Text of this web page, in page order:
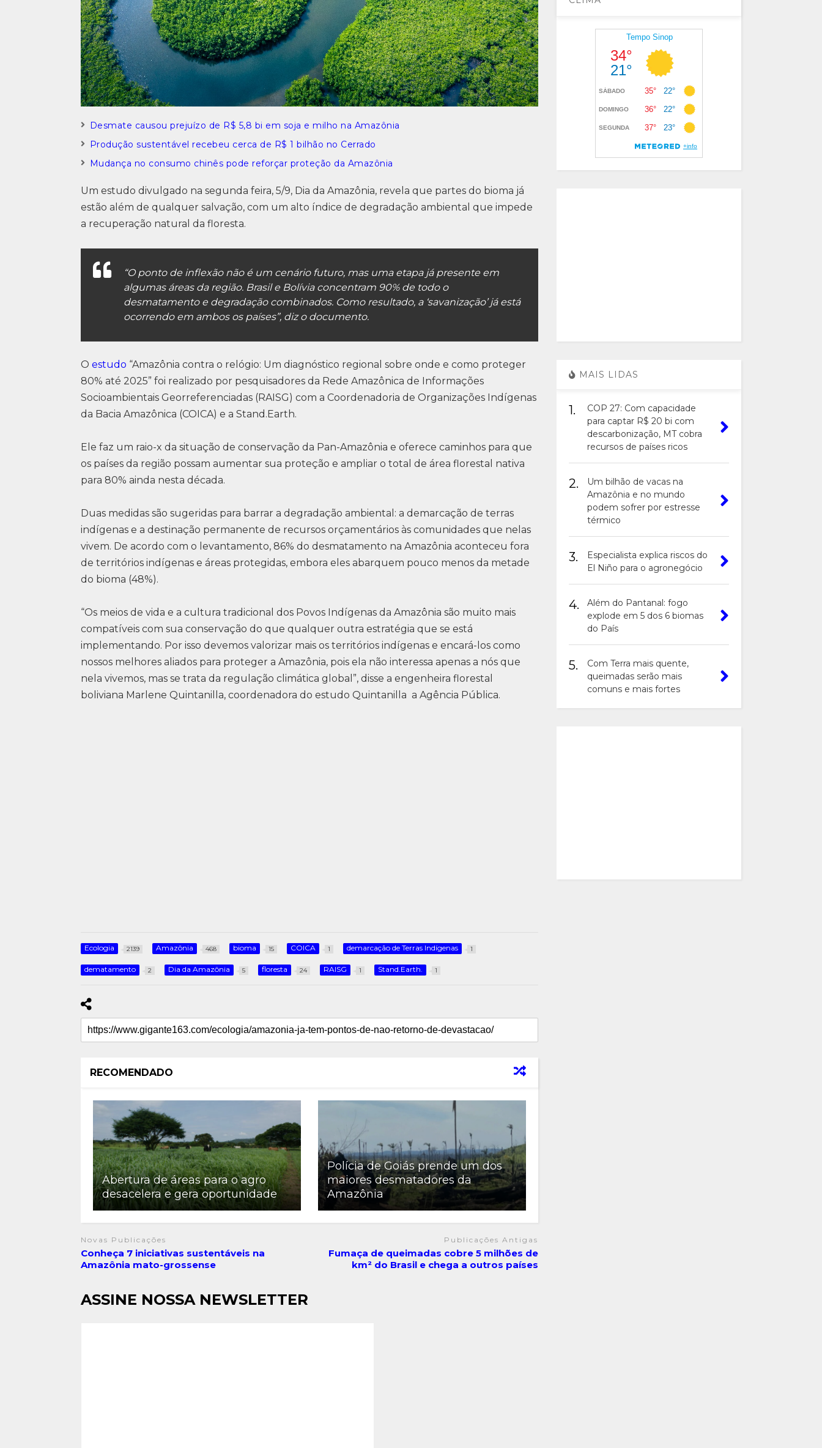
Desmate causou prejuízo de R$ 5,8 bi em soja e milho na Amazônia
Produção sustentável recebeu cerca de R$ 1 bilhão no Cerrado
Mudança no consumo chinês pode reforçar proteção da Amazônia
Um estudo divulgado na segunda feira, 5/9, Dia da Amazônia, revela que partes do bioma já
estão além de qualquer salvação, com um alto índice de degradação ambiental que impede
a recuperação natural da floresta.
“O ponto de inflexão não é um cenário futuro, mas uma etapa já presente em
algumas áreas da região. Brasil e Bolívia concentram 90% de todo o
desmatamento e degradação combinados. Como resultado, a ‘savanização’ já está
ocorrendo em ambos os países”, diz o documento.
O estudo “Amazônia contra o relógio: Um diagnóstico regional sobre onde e como proteger
80% até 2025” foi realizado por pesquisadores da Rede Amazônica de Informações
Socioambientais Georreferenciadas (RAISG) com a Coordenadoria de Organizações Indígenas
da Bacia Amazônica (COICA) e a Stand.Earth.
Ele faz um raio-x da situação de conservação da Pan-Amazônia e oferece caminhos para que
os países da região possam aumentar sua proteção e ampliar o total de área florestal nativa
para 80% ainda nesta década.
Duas medidas são sugeridas para barrar a degradação ambiental: a demarcação de terras
indígenas e a destinação permanente de recursos orçamentários às comunidades que nelas
vivem. De acordo com o levantamento, 86% do desmatamento na Amazônia aconteceu fora
de territórios indígenas e áreas protegidas, embora eles abarquem pouco menos da metade
do bioma (48%).
“Os meios de vida e a cultura tradicional dos Povos Indígenas da Amazônia são muito mais
compatíveis com sua conservação do que qualquer outra estratégia que se está
implementando. Por isso devemos valorizar mais os territórios indígenas e encará-los como
nossos melhores aliados para proteger a Amazônia, pois ela não interessa apenas a nós que
nela vivemos, mas se trata da regulação climática global”, disse a engenheira florestal
boliviana Marlene Quintanilla, coordenadora do estudo Quintanilla a Agência Pública.
Ecologia 2139 Amazônia 468 bioma 15 COICA 1 demarcação de Terras Indígenas 1
dematamento 2 Dia da Amazônia 5 floresta 24 RAISG 1 Stand.Earth. 1
RECOMENDADO
Abertura de áreas para o agro
desacelera e gera oportunidade
Polícia de Goiás prende um dos
maiores desmatadores da
Amazônia
Novas Publicações
Conheça 7 iniciativas sustentáveis na
Amazônia mato-grossense
Publicações Antigas
Fumaça de queimadas cobre 5 milhões de
km² do Brasil e chega a outros países
ASSINE NOSSA NEWSLETTER
MAIS LIDAS
1.
COP 27: Com capacidade
para captar R$ 20 bi com
descarbonização, MT cobra
recursos de países ricos
2.
Um bilhão de vacas na
Amazônia e no mundo
podem sofrer por estresse
térmico
3.
Especialista explica riscos do
El Niño para o agronegócio
4.
Além do Pantanal: fogo
explode em 5 dos 6 biomas
do País
5.
Com Terra mais quente,
queimadas serão mais
comuns e mais fortes